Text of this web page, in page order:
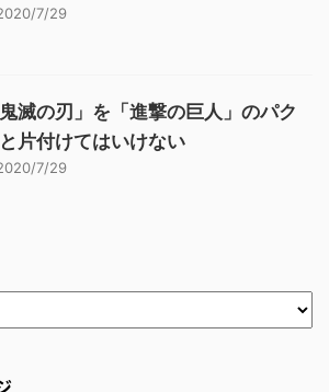
7/29
鬼滅の刃」を「進撃の巨人」のパク
片付けてはいけない
7/29